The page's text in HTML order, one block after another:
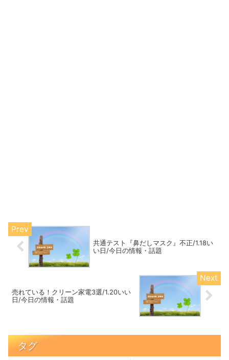
共通テスト『鼻だしマスク』不正/1.18い
い日/今日の情報・話題
売れている！クリーン家電3選/1.20いい
日/今日の情報・話題
タグ